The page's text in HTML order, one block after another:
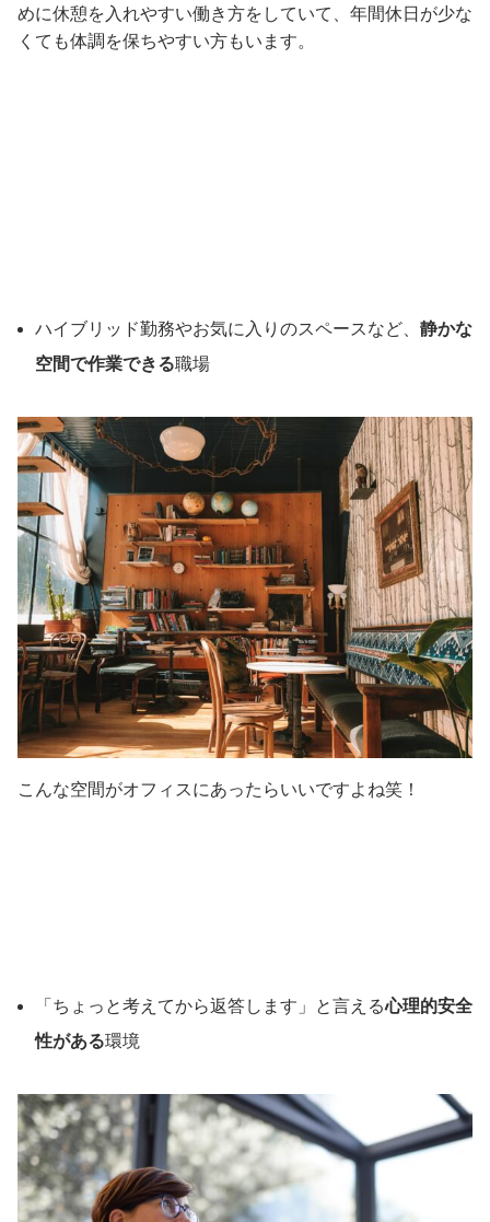
めに休憩を入れやすい働き方をしていて、年間休日が少な
くても体調を保ちやすい方もいます。
ハイブリッド勤務やお気に入りのスペースなど、 静かな
空間で作業できる職場
こんな空間がオフィスにあったらいいですよね笑！
「ちょっと考えてから返答します」と言える心理的安全
性がある環境